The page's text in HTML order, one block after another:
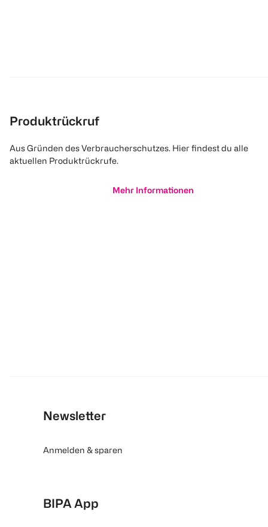
Produktrückruf
Aus Gründen des Verbraucherschutzes. Hier findest du alle
aktuellen Produktrückrufe.
Mehr Informationen
Newsletter
Anmelden & sparen
BIPA App